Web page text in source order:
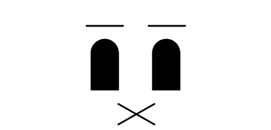
Text: Falk Richter med flera
Visuals och videoteknik: Barbacka Sthlm, Simon Carlgren,
Scenrum och kostym: Barbacka Sthlm